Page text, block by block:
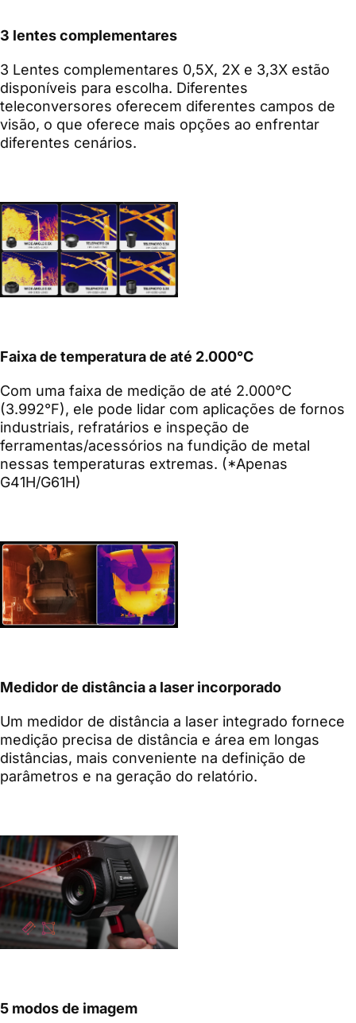
3 lentes complementares
3 Lentes complementares 0,5X, 2X e 3,3X estão
disponíveis para escolha. Diferentes
teleconversores oferecem diferentes campos de
visão, o que oferece mais opções ao enfrentar
diferentes cenários.
Faixa de temperatura de até 2.000°C
Com uma faixa de medição de até 2.000°C
(3.992°F), ele pode lidar com aplicações de fornos
industriais, refratários e inspeção de
ferramentas/acessórios na fundição de metal
nessas temperaturas extremas. (*Apenas
G41H/G61H)
Medidor de distância a laser incorporado
Um medidor de distância a laser integrado fornece
medição precisa de distância e área em longas
distâncias, mais conveniente na definição de
parâmetros e na geração do relatório.
5 modos de imagem